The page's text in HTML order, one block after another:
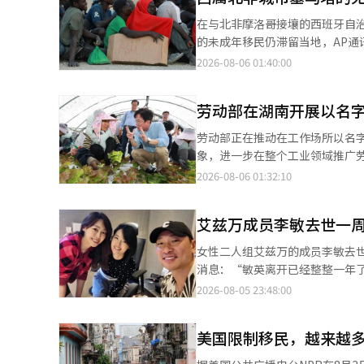
韩语能力等招生门槛，可能影响
足、管理宽松等问题影响教育公平。 报告指出，不少留学生从事与专业无关的低技能兼职以维持生
年，在有打工经历的外国留学生
为2.4%。 与此同时，长期从事非正式劳动的留学生月收入可达250万至300万韩元（约合人民币1.2万元至1.4万
后通过正规就业实现长期定居的意愿。 调查还显示，韩国企业更倾向于招聘毕业于韩国高校、具
的外国留学生，相关需求主要集中在非首都圈和制造业。 此外，
低大学周边空置率、维持商圈活
学生与当地居民之间的社会融合仍显不足，整
韩国应从单纯扩大留学生规模
在与北非摩洛哥接壤的西班牙自
的未成年移民仍滞留当地，AP通讯社于4日（当地时间）
格兰德·马拉斯卡在4日估计，
通讯社报道了一名来自丹吉尔的
发生的混乱，以及为了躲避边境围栏
失散，现如今在塞乌塔的街头乞讨。由
到人们踩着尸体走过，我们现在是街头乞讨的孩子。” AP通讯社还
子女消息的父母。一位摩洛哥母
难。 AP通讯社的记者在3日目击了西班牙军队护送一名拒绝被遣返的摩洛哥男孩到边境的场景。在距离边境几米处，
当地居民和记者抗议称这名男孩
然而，AP通讯社的记者也目击到其他未成年移民
护，若被拒绝则会进入驱逐程序，而无父母
2500万欧元用于支持塞乌塔的
尊重。” AP通讯社还提到，留在塞乌塔的成年移民中，有许多人是逃避内战的苏丹人、来自加沙地带的巴勒斯坦人
和阿富汗人。 食品短缺问题也十分严重，政府在3日深夜进行了配给。一名25岁的摩洛哥人表示，在返回之前的两天
2026-08-06 01:40:00
劳动部在湖南开展以名
劳动部正在推动在工作场所以名
象，进一步在整个工业领域推广劳动尊重文化。 8月5日，劳动部在湖南省阿
与四个劳动权益基金会及湖南省
于4月签署的“提升移民工人劳
用“哎”、“你”等称呼，以此尊重他们作为平等同事的身
在全国各地开展了多场活动，包
化。 当天的活动中，湖南地区的劳动者和雇主团体还发布了共同声明，呼吁尊重移民工人的人权。声明中强调，雇主
和工人应合作，确保移民工人受
是填补劳动力缺口的人员，更
的名字是承认其存在、尊重其作为劳动者
2026-08-06 01:32:10
艾兹万成员李敏去世一
女性二人组艾兹万的成员李敏去世一周年之际
消息：“敏英离开已经整整一年了，请大家不要
艾兹万成员克里斯塔尔的合影。照片中，三
你》、《千万别》等多首热门歌曲，
在46岁时去世。当时，她的丈
2026-08-05 23:48:00
美国限制移民，越来越